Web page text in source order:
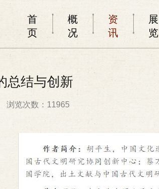
首
页
概
况
资
讯
展
览
总结与创新
浏览次数：11965